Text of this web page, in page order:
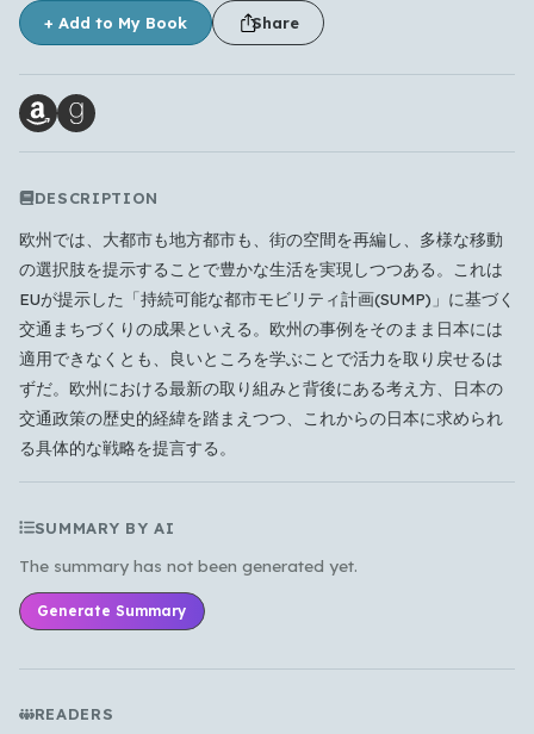
+ Add to My Book Share
DESCRIPTION
欧州では、大都市も地方都市も、街の空間を再編し、多様な移動
の選択肢を提示することで豊かな生活を実現しつつある。これは
EUが提示した「持続可能な都市モビリティ計画(SUMP)」に基づく
交通まちづくりの成果といえる。欧州の事例をそのまま日本には
適用できなくとも、良いところを学ぶことで活力を取り戻せるは
ずだ。欧州における最新の取り組みと背後にある考え方、日本の
交通政策の歴史的経緯を踏まえつつ、これからの日本に求められ
る具体的な戦略を提言する。
SUMMARY BY AI
The summary has not been generated yet.
Generate Summary
READERS
Which languages of books would you like to see on
the main feed?
All Languages English Español
Français
Português
हिन्दी
한국어
Cancel